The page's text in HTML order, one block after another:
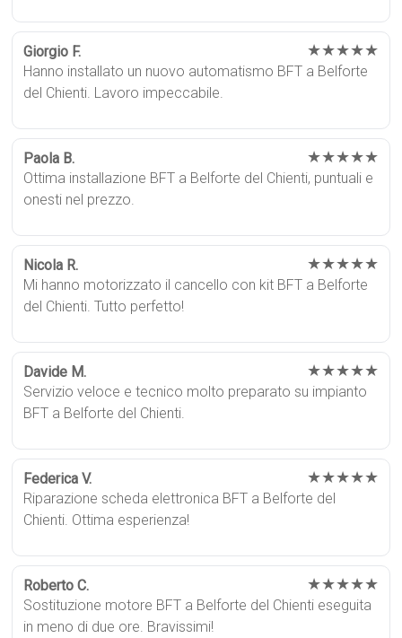
Giorgio F. ★★★★★
Hanno installato un nuovo automatismo BFT a Belforte
del Chienti. Lavoro impeccabile.
Paola B. ★★★★★
Ottima installazione BFT a Belforte del Chienti, puntuali e
onesti nel prezzo.
Nicola R. ★★★★★
Mi hanno motorizzato il cancello con kit BFT a Belforte
del Chienti. Tutto perfetto!
Davide M. ★★★★★
Servizio veloce e tecnico molto preparato su impianto
BFT a Belforte del Chienti.
Federica V. ★★★★★
Riparazione scheda elettronica BFT a Belforte del
Chienti. Ottima esperienza!
Roberto C. ★★★★★
Sostituzione motore BFT a Belforte del Chienti eseguita
in meno di due ore. Bravissimi!